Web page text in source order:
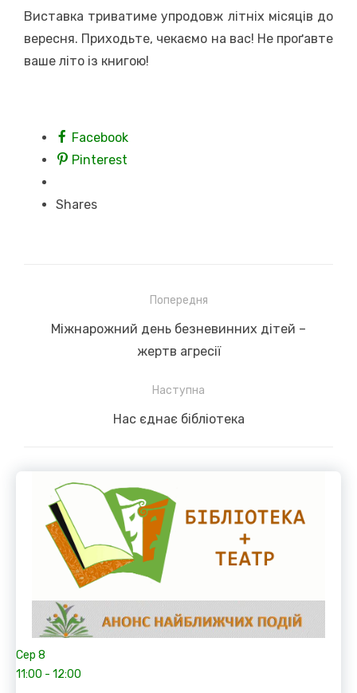
Виставка триватиме упродовж літніх місяців до
вересня. Приходьте, чекаємо на вас! Не проґавте
ваше літо із книгою!
Facebook
Pinterest
Shares
записів
Попередня
Previous
Міжнарожний день безневинних дітей –
жертв агресії
Наступна
Next
Нас єднає бібліотека
Сер 8
11:00 - 12:00